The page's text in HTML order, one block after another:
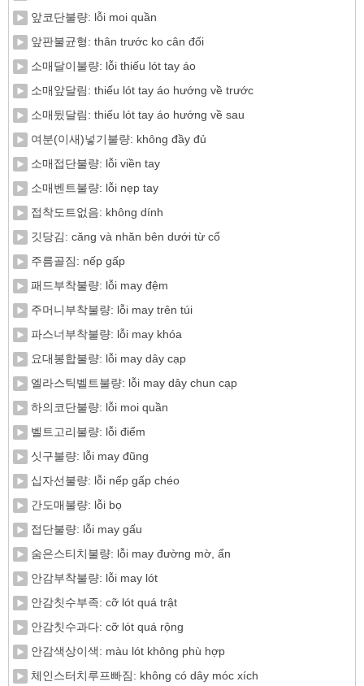
앞코단불량: lỗi moi quần
앞판불균형: thân trước ko cân đối
소매달이불량: lỗi thiếu lót tay áo
소매앞달림: thiếu lót tay áo hướng về trước
소매뒸달림: thiếu lót tay áo hướng về sau
여분(이새)넣기불량: không đầy đủ
소매접단불량: lỗi viền tay
소매벤트불량: lỗi nẹp tay
접착도트없음: không dính
깃당김: căng và nhăn bên dưới từ cổ
주름골짐: nếp gấp
패드부착불량: lỗi may đệm
주머니부착불량: lỗi may trên túi
파스너부착불량: lỗi may khóa
요대봉합불량: lỗi may dây cạp
엘라스틱벨트불량: lỗi may dây chun cạp
하의코단불량: lỗi moi quần
벨트고리불량: lỗi điểm
싯구불량: lỗi may đũng
십자선불량: lỗi nếp gấp chéo
간도매불량: lỗi bọ
접단불량: lỗi may gấu
숨은스티치불량: lỗi may đường mờ, ẩn
안감부착불량: lỗi may lót
안감칫수부족: cỡ lót quá trật
안감칫수과다: cỡ lót quá rộng
안감색상이색: màu lót không phù hợp
체인스터치루프빠짐: không có dây móc xích